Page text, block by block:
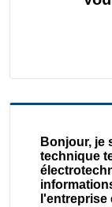
Bonjour, je
technique
l'entreprise